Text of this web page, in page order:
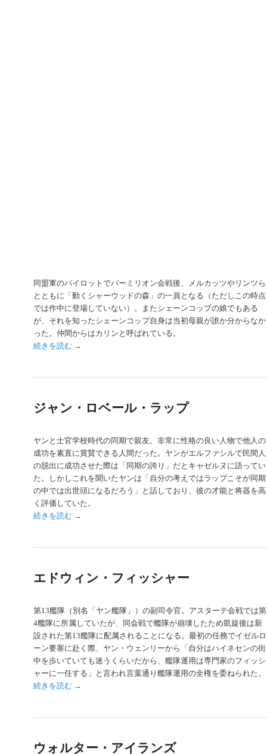
同盟軍のパイロットでバーミリオン会戦後、メルカッツやリンツら
とともに「動くシャーウッドの森」の一員となる（ただしこの時点
では作中に登場していない）。またシェーンコップの娘でもある
が、それを知ったシェーンコップ自身は当初母親が誰か分からなか
った。仲間からはカリンと呼ばれている。
続きを読む →
ジャン・ロベール・ラップ
ヤンと士官学校時代の同期で親友。非常に性格の良い人物で他人の
成功を素直に賞賛できる人間だった。ヤンがエルファシルで民間人
の脱出に成功させた際は「同期の誇り」だとキャゼルヌに語ってい
た。しかしこれを聞いたヤンは「自分の考えではラップこそが同期
の中では出世頭になるだろう」と話しており、彼の才能と将器を高
く評価していた。
続きを読む →
エドウィン・フィッシャー
第13艦隊（別名「ヤン艦隊」）の副司令官。アスターテ会戦では第
4艦隊に所属していたが、同会戦で艦隊が崩壊したため凱旋後は新
設された第13艦隊に配属されることになる。最初の任務でイゼルロ
ーン要塞に赴く際、ヤン・ウェンリーから「自分はハイネセンの街
中を歩いていても迷うくらいだから、艦隊運用は専門家のフィッシ
ャーに一任する」と言われ言葉通り艦隊運用の全権を委ねられた。
続きを読む →
ウォルター・アイランズ